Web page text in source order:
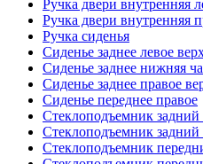
Ручка двери внутренняя
Ручка двери внутренняя
Ручка сиденья
Сиденье заднее левое
Сиденье заднее нижняя
Сиденье заднее правое
Сиденье переднее правое
Стеклоподъемник задний
Стеклоподъемник
Стеклоподъемник